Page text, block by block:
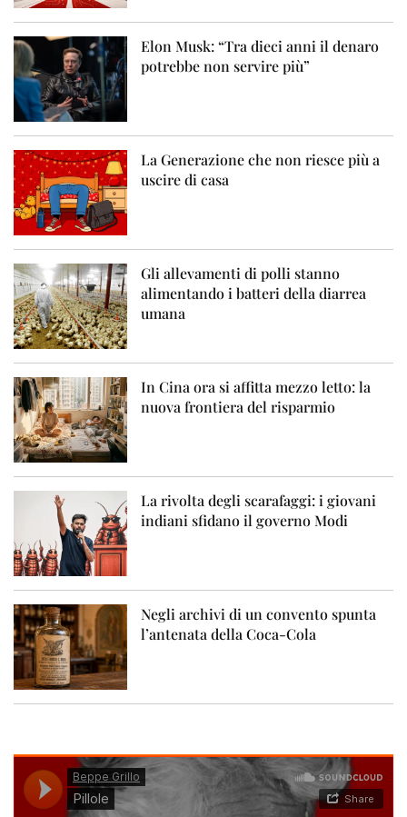
Elon Musk: “Tra dieci anni il denaro
potrebbe non servire più”
La Generazione che non riesce più a
uscire di casa
Gli allevamenti di polli stanno
alimentando i batteri della diarrea
umana
In Cina ora si affitta mezzo letto: la
nuova frontiera del risparmio
La rivolta degli scarafaggi: i giovani
indiani sfidano il governo Modi
Negli archivi di un convento spunta
l’antenata della Coca-Cola